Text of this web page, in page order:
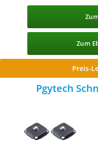
Zum
Preis-
Pgytech